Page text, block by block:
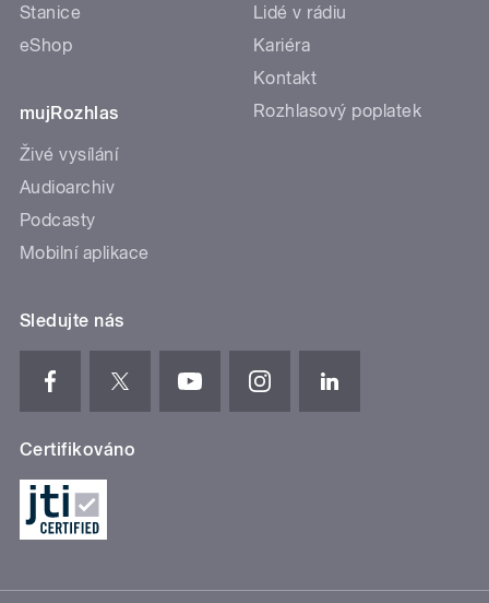
Stanice
eShop
mujRozhlas
Živé vysílání
Audioarchiv
Podcasty
Mobilní aplikace
Lidé v rádiu
Kariéra
Kontakt
Rozhlasový poplatek
Sledujte nás
Certifikováno